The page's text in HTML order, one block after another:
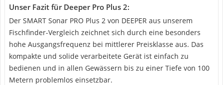
Unser Fazit für Deeper Pro Plus 2:
Der SMART Sonar PRO Plus 2 von DEEPER aus unserem
Fischfinder-Vergleich zeichnet sich durch eine besonders
hohe Ausgangsfrequenz bei mittlerer Preisklasse aus. Das
kompakte und solide verarbeitete Gerät ist einfach zu
bedienen und in allen Gewässern bis zu einer Tiefe von 100
Metern problemlos einsetzbar.